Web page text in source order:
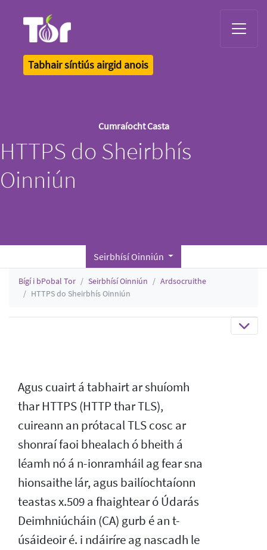
Tabhair síntiús airgid anois
Cumraíocht Casta
HTTPS do Sheirbhís
Oinniún
Seirbhísí Oinniún
Bígí i bPobal Tor Seirbhísí Oinniún
Ardsocruithe
HTTPS do Sheirbhís Oinniún
Agus cuairt á tabhairt ar shuíomh
thar HTTPS (HTTP thar TLS),
cuireann an prótacal TLS cosc ar
shonraí faoi bhealach ó bheith á
léamh nó á n-ionramháil ag fear sna
hionsaithe lár, agus bailíochtaíonn
teastas x.509 a fhaightear ó Údarás
Deimhniúcháin (CA) gurb é an t-
úsáideoir é. i ndáiríre ag nascadh le